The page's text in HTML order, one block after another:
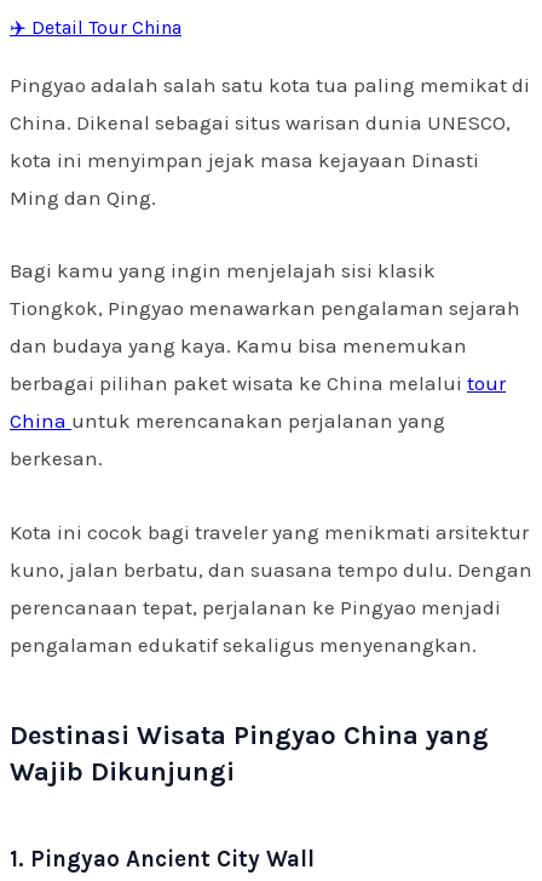
✈️ Detail Tour China
Pingyao adalah salah satu kota tua paling memikat di
China. Dikenal sebagai situs warisan dunia UNESCO,
kota ini menyimpan jejak masa kejayaan Dinasti
Ming dan Qing.
Bagi kamu yang ingin menjelajah sisi klasik
Tiongkok, Pingyao menawarkan pengalaman sejarah
dan budaya yang kaya. Kamu bisa menemukan
berbagai pilihan paket wisata ke China melalui tour
China untuk merencanakan perjalanan yang
berkesan.
Kota ini cocok bagi traveler yang menikmati arsitektur
kuno, jalan berbatu, dan suasana tempo dulu. Dengan
perencanaan tepat, perjalanan ke Pingyao menjadi
pengalaman edukatif sekaligus menyenangkan.
Destinasi Wisata Pingyao China yang
Wajib Dikunjungi
1. Pingyao Ancient City Wall